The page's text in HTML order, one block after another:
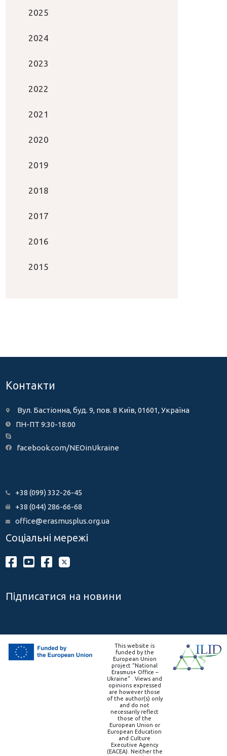
2025
2024
2023
2022
2021
2020
2019
2018
2017
2016
2015
Контакти
Вул. Бастіонна, буд. 9, пов. 8 Київ, 01601, Україна
ПН-ПТ 9:30-18:00
facebook.com/NEOinUkraine
+38 (099) 332-26-45
+38 (044) 286-66-68
office@erasmusplus.org.ua
Соціальні мережі
Підписатися на новини
This website is
funded by the
European Union
project “National
Erasmus+ Office –
Ukraine” . Views and
opinions expressed
are however those
of the author(s) only
and do not
necessarily reflect
those of the
European Union or
European Education
and Culture
Executive Agency
(EACEA). Neither the